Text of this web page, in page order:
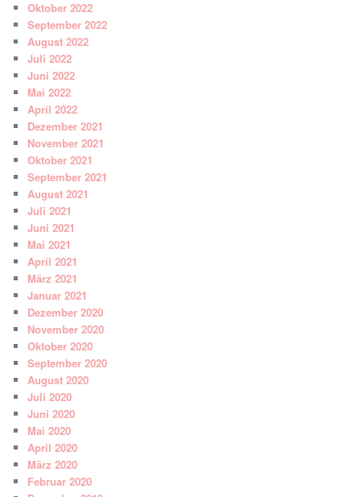
Oktober 2022
September 2022
August 2022
Juli 2022
Juni 2022
Mai 2022
April 2022
Dezember 2021
November 2021
Oktober 2021
September 2021
August 2021
Juli 2021
Juni 2021
Mai 2021
April 2021
März 2021
Januar 2021
Dezember 2020
November 2020
Oktober 2020
September 2020
August 2020
Juli 2020
Juni 2020
Mai 2020
April 2020
März 2020
Februar 2020